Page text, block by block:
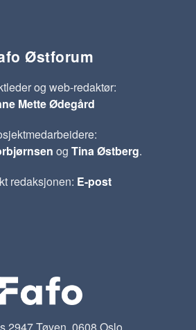
Østforum
og web-redaktør:
Mette Ødegård
og Tina Østberg.
redaksjonen: E-post
2947 Tøyen, 0608 Oslo